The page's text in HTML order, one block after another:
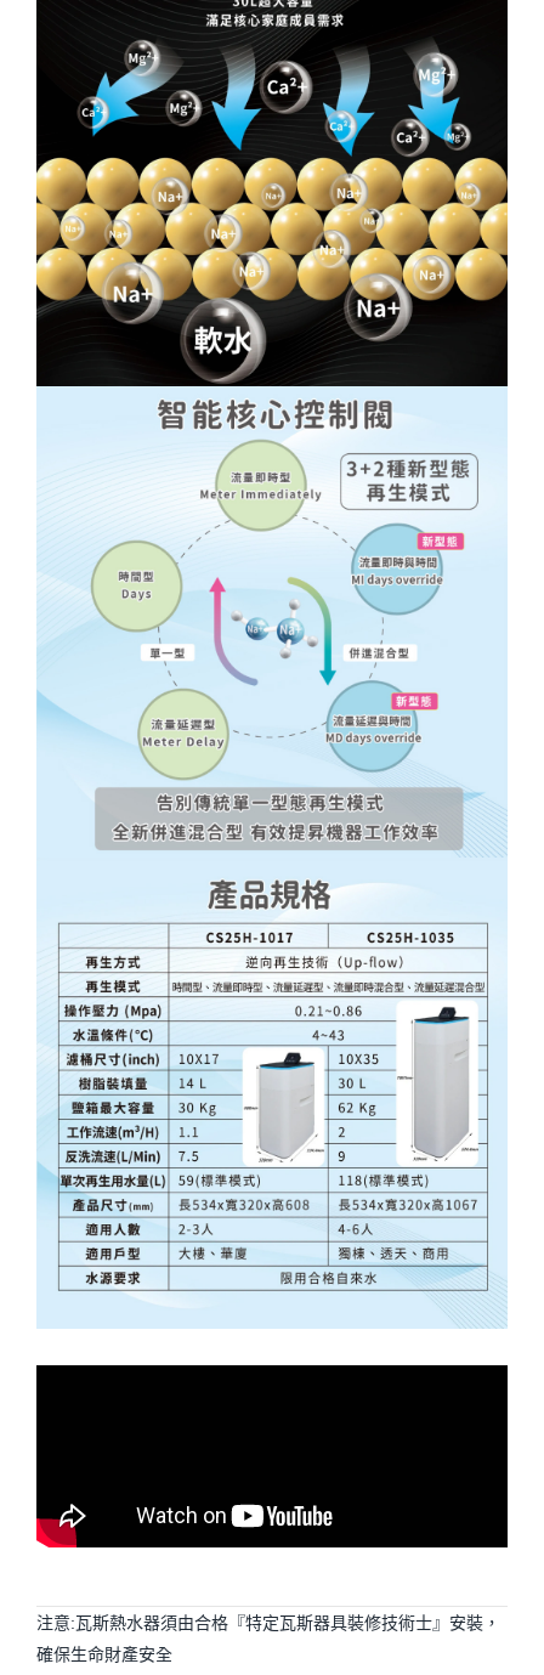
注意:瓦斯熱水器須由合格『特定瓦斯器具裝修技術士』安裝，
確保生命財產安全